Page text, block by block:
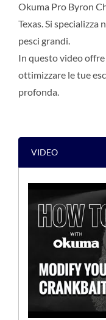
Okuma Pro Byron
Texas. Si
pesci grandi.
In questo video
ottimizzare le tue
profonda.
VIDEO